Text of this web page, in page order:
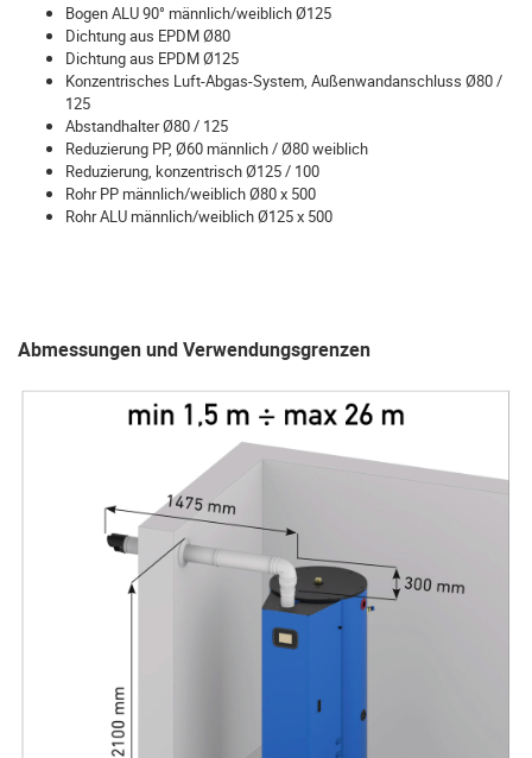
Bogen ALU 90° männlich/weiblich Ø125
Dichtung aus EPDM Ø80
Dichtung aus EPDM Ø125
Konzentrisches Luft-Abgas-System, Außenwandanschluss Ø80 /
125
Abstandhalter Ø80 / 125
Reduzierung PP, Ø60 männlich / Ø80 weiblich
Reduzierung, konzentrisch Ø125 / 100
Rohr PP männlich/weiblich Ø80 x 500
Rohr ALU männlich/weiblich Ø125 x 500
Abmessungen und Verwendungsgrenzen